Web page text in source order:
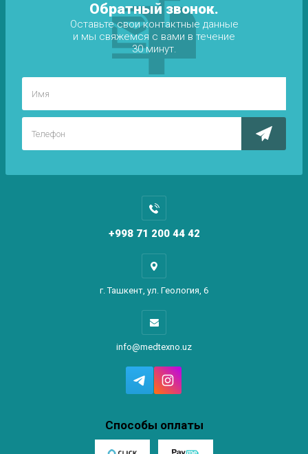
Обратный звонок.
Оставьте свои контактные данные
и мы свяжемся с вами в течение
30 минут.
+998 71 200 44 42
г. Ташкент, ул. Геология, 6
info@medtexno.uz
Способы оплаты